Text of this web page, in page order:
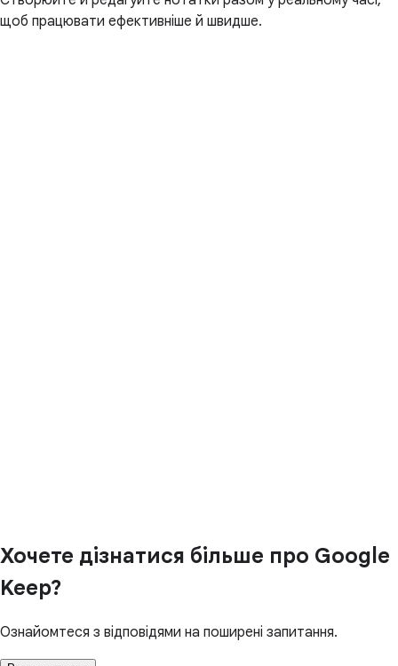
щоб працювати ефективніше й швидше.
Хочете дізнатися більше про Google
Keep?
Ознайомтеся з відповідями на поширені запитання.